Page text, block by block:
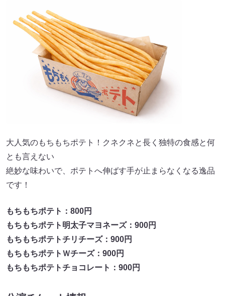
大人気のもちもちポテト！クネクネと長く独特の食感と何
とも言えない
絶妙な味わいで、ポテトへ伸ばす手が止まらなくなる逸品
です！
もちもちポテト：800円
もちもちポテト明太子マヨネーズ：900円
もちもちポテトチリチーズ：900円
もちもちポテトＷチーズ：900円
もちもちポテトチョコレート：900円